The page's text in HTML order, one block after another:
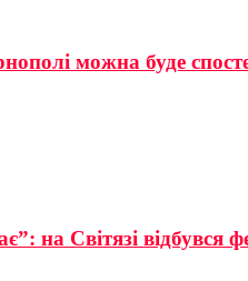
можна буде
на Світязі відбувся